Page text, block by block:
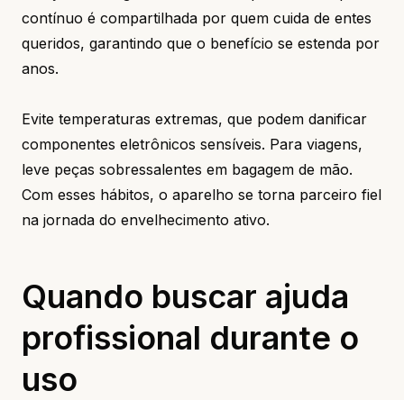
contínuo é compartilhada por quem cuida de entes
queridos, garantindo que o benefício se estenda por
anos.
Evite temperaturas extremas, que podem danificar
componentes eletrônicos sensíveis. Para viagens,
leve peças sobressalentes em bagagem de mão.
Com esses hábitos, o aparelho se torna parceiro fiel
na jornada do envelhecimento ativo.
Quando buscar ajuda
profissional durante o
uso